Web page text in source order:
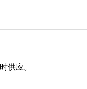
供应。